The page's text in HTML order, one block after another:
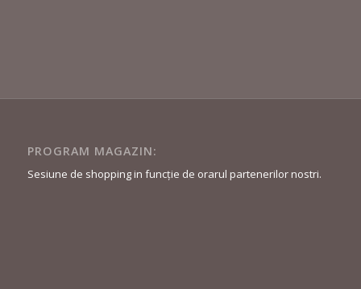
PROGRAM MAGAZIN:
Sesiune de shopping in funcție de orarul partenerilor nostri.